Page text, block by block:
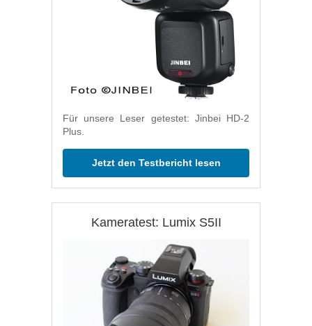
Für unsere Leser getestet: Jinbei HD-2
Plus.
Jetzt den Testbericht lesen
Kameratest: Lumix S5II